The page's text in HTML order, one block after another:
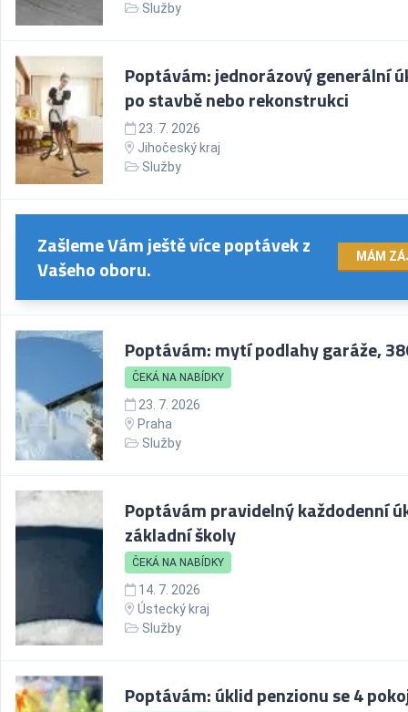
Služby
Poptávám: jednorázový generální
po stavbě nebo rekonstrukci
23. 7. 2026
Jihočeský kraj
Služby
Zašleme Vám ještě více poptávek z
Vašeho oboru.
MÁM
Poptávám: mytí podlahy garáže,
ČEKÁ NA NABÍDKY
23. 7. 2026
Praha
Služby
Poptávám pravidelný každodenní
základní školy
ČEKÁ NA NABÍDKY
14. 7. 2026
Ústecký kraj
Služby
Poptávám: úklid penzionu se 4